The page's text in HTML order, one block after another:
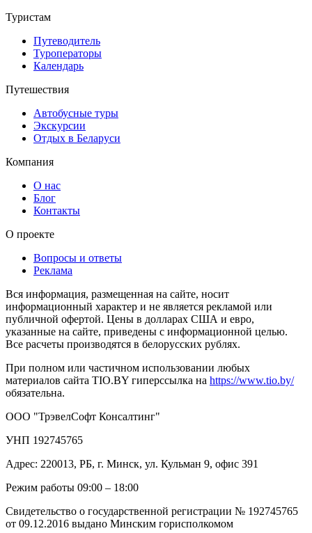
Туристам
Путеводитель
Туроператоры
Календарь
Путешествия
Автобусные туры
Экскурсии
Отдых в Беларуси
Компания
О нас
Блог
Контакты
О проекте
Вопросы и ответы
Реклама
Вся информация, размещенная на сайте, носит
информационный характер и не является рекламой или
публичной офертой. Цены в долларах США и евро,
указанные на сайте, приведены с информационной целью.
Все расчеты производятся в белорусских рублях.
При полном или частичном использовании любых
материалов сайта TIO.BY гиперссылка на https://www.tio.by/
обязательна.
ООО "ТрэвелСофт Консалтинг"
УНП 192745765
Адрес: 220013, РБ, г. Минск, ул. Кульман 9, офис 391
Режим работы 09:00 – 18:00
Свидетельство о государственной регистрации № 192745765
от 09.12.2016 выдано Минским горисполкомом